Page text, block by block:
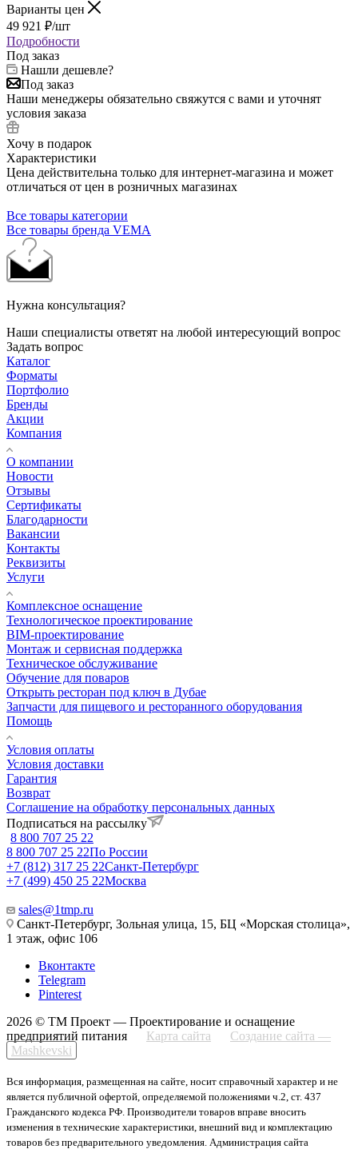
Варианты цен
49 921 ₽/шт
Подробности
Под заказ
Нашли дешевле?
Под заказ
Наши менеджеры обязательно свяжутся с вами и уточнят
условия заказа
Хочу в подарок
Характеристики
Цена действительна только для интернет-магазина и может
отличаться от цен в розничных магазинах
Все товары категории
Все товары бренда VEMA
Нужна консультация?
Наши специалисты ответят на любой интересующий вопрос
Задать вопрос
Каталог
Форматы
Портфолио
Бренды
Акции
Компания
О компании
Новости
Отзывы
Сертификаты
Благодарности
Вакансии
Контакты
Реквизиты
Услуги
Комплексное оснащение
Технологическое проектирование
BIM-проектирование
Монтаж и сервисная поддержка
Техническое обслуживание
Обучение для поваров
Открыть ресторан под ключ в Дубае
Запчасти для пищевого и ресторанного оборудования
Помощь
Условия оплаты
Условия доставки
Гарантия
Возврат
Соглашение на обработку персональных данных
Подписаться на рассылку
8 800 707 25 22
8 800 707 25 22По России
+7 (812) 317 25 22Санкт-Петербург
+7 (499) 450 25 22Москва
sales@1tmp.ru
Санкт-Петербург, Зольная улица, 15, БЦ «Морская столица»,
1 этаж, офис 106
Вконтакте
Telegram
Pinterest
2026 © ТМ Проект — Проектирование и оснащение
предприятий питания
Карта сайта
Создание сайта —
Mashkevski
Вся информация, размещенная на сайте, носит справочный характер и не
является публичной офертой, определяемой положениями ч.2, ст. 437
Гражданского кодекса РФ. Производители товаров вправе вносить
изменения в технические характеристики, внешний вид и комплектацию
товаров без предварительного уведомления. Администрация сайта